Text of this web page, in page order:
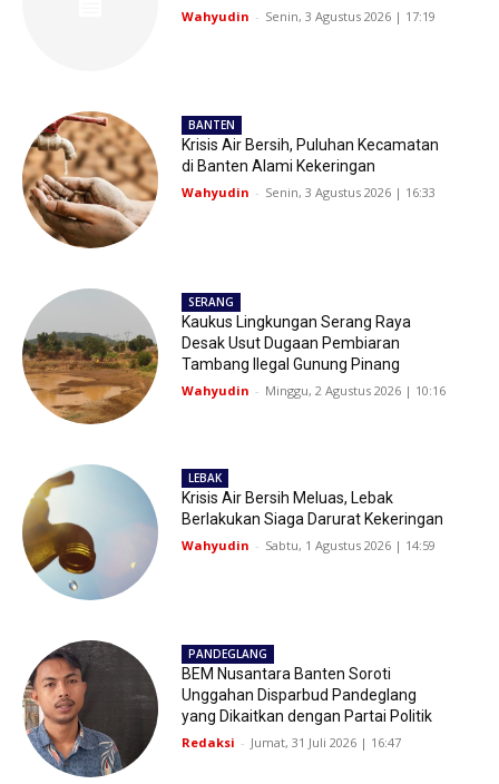
Wahyudin - Senin, 3 Agustus 2026 | 17:19
BANTEN
Krisis Air Bersih, Puluhan Kecamatan
di Banten Alami Kekeringan
Wahyudin - Senin, 3 Agustus 2026 | 16:33
SERANG
Kaukus Lingkungan Serang Raya
Desak Usut Dugaan Pembiaran
Tambang Ilegal Gunung Pinang
Wahyudin - Minggu, 2 Agustus 2026 | 10:16
LEBAK
Krisis Air Bersih Meluas, Lebak
Berlakukan Siaga Darurat Kekeringan
Wahyudin - Sabtu, 1 Agustus 2026 | 14:59
PANDEGLANG
BEM Nusantara Banten Soroti
Unggahan Disparbud Pandeglang
yang Dikaitkan dengan Partai Politik
Redaksi - Jumat, 31 Juli 2026 | 16:47